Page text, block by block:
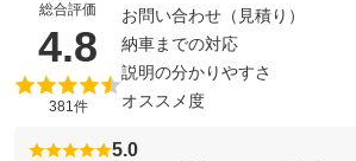
総合評価
4.8 （5点満点中）
381件
お問い合わせ（見積り）
納車までの対応
説明の分かりやすさ
オススメ度
5.0